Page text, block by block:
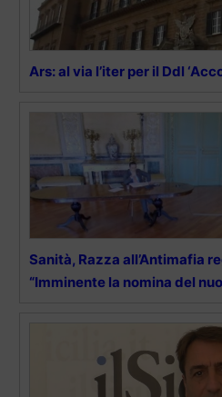
Ars: al via l’iter per il Ddl
Sanità, Razza all’Antimafia
“Imminente la nomina del